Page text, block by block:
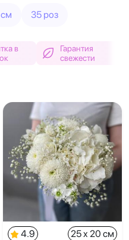
35 роз
в
Гарантия
свежести
4.9
25 x 20 см